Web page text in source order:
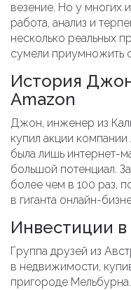
везение. Но у многих
работа, анализ и
несколько реальных
сумели приумножить
История
Amazon
Джон, инженер из
купил акции
была лишь интернет-
большой потенциал.
более чем в 100 раз,
в гиганта онлайн-
Инвестиции
Группа друзей из
в недвижимости,
пригороде